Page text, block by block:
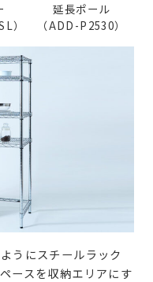
）
延長ポール
（ADD-P2530）
うにスチールラック
ースを収納エリアにす